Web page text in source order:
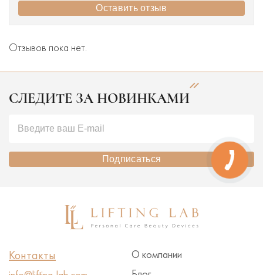
Оставить отзыв
Отзывов пока нет.
СЛЕДИТЕ ЗА НОВИНКАМИ
Подписаться
О компании
Контакты